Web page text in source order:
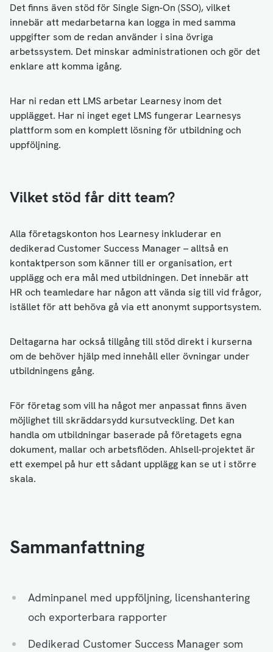
Det finns även stöd för Single Sign-On (SSO), vilket
innebär att medarbetarna kan logga in med samma
uppgifter som de redan använder i sina övriga
arbetssystem. Det minskar administrationen och gör det
enklare att komma igång.
Har ni redan ett LMS arbetar Learnesy inom det
upplägget. Har ni inget eget LMS fungerar Learnesys
plattform som en komplett lösning för utbildning och
uppföljning.
Vilket stöd får ditt team?
Alla företagskonton hos Learnesy inkluderar en
dedikerad Customer Success Manager – alltså en
kontaktperson som känner till er organisation, ert
upplägg och era mål med utbildningen. Det innebär att
HR och teamledare har någon att vända sig till vid frågor,
istället för att behöva gå via ett anonymt supportsystem.
Deltagarna har också tillgång till stöd direkt i kurserna
om de behöver hjälp med innehåll eller övningar under
utbildningens gång.
För företag som vill ha något mer anpassat finns även
möjlighet till skräddarsydd kursutveckling. Det kan
handla om utbildningar baserade på företagets egna
dokument, mallar och arbetsflöden. Ahlsell-projektet är
ett exempel på hur ett sådant upplägg kan se ut i större
skala.
Sammanfattning
Adminpanel med uppföljning, licenshantering
och exporterbara rapporter
Dedikerad Customer Success Manager som